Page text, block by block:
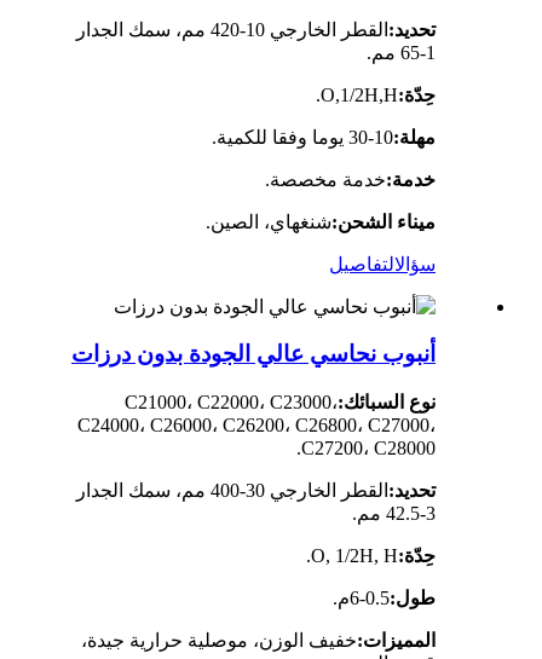
تحديد:
القطر الخارجي 10-420 مم، سمك الجدار
1-65 مم.
حِدّة:O,1/2H,H.
مهلة:10-30 يوما وفقا للكمية.
خدمة:خدمة مخصصة.
ميناء الشحن:شنغهاي، الصين.
سؤالالتفاصيل
أنبوب نحاسي عالي الجودة بدون درزات
نوع السبائك:C21000، C22000، C23000،
C24000، C26000، C26200، C26800، C27000،
C27200، C28000.
تحديد:
القطر الخارجي 30-400 مم، سمك الجدار
3-42.5 مم.
حِدّة:O, 1/2H, H.
طول:0.5-6م.
المميزات:خفيف الوزن، موصلية حرارية جيدة،